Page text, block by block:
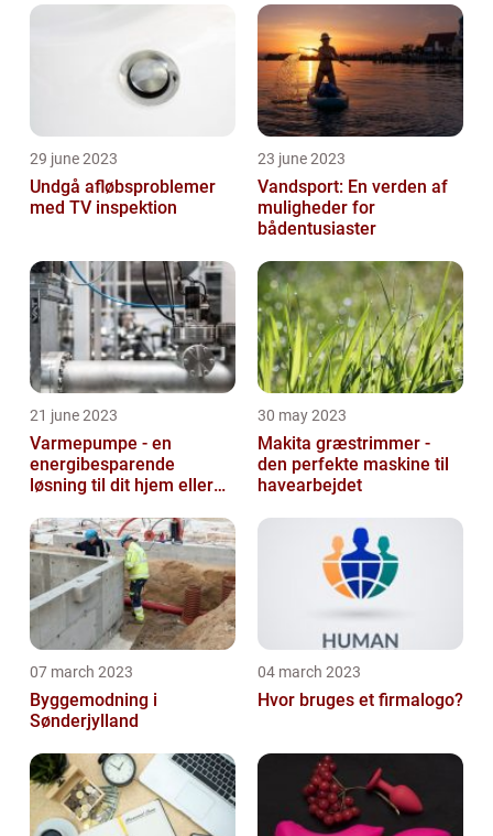
29 june 2023
Undgå afløbsproblemer
med TV inspektion
23 june 2023
Vandsport: En verden af
muligheder for
bådentusiaster
21 june 2023
Varmepumpe - en
energibesparende
løsning til dit hjem eller
30 may 2023
Makita græstrimmer -
den perfekte maskine til
havearbejdet
07 march 2023
Byggemodning i
Sønderjylland
04 march 2023
Hvor bruges et firmalogo?